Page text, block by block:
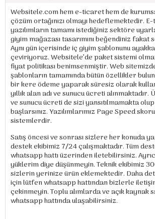
Websitele.com hem e-ticaret hem de
çözüm ortağınızı olmayı hedeflemektedir.
yazılımların tamamı istediğiniz sektöre
giyim mağazası tasarımını beğendiniz fakat
Aynı gün içerisinde iç giyim şablonunu
çeviriyoruz. Websitele’de paket sistemi
fiyat politikası benimsenmiştir. Web
şablonların tamamında bütün özellikler
bir kere ödeme yaparak süresiz olarak
yıllık alan adı ve sunucu ücreti alınmaktadır.
ve sunucu ücreti de sizi yansıtılmamakta
başlarsınız. Yazılımlarımız Page Speed
sistemlerdir.
Satış öncesi ve sonrası sizlere her konuda
destek ekibimiz 7/24 çalışmaktadır. Tüm
whatsapp hattı üzerinden iletebilirsiniz.
yüklerim diye düşünmeyin. Teknik ekibimiz
sizlerin yerinize ürün eklemektedir. Daha
için lütfen whatsapp hattından bizlerle
çekinmeyin. Toplu alımlarda ve açık kaynak
whatsapp hattında ulaşabilirsiniz.